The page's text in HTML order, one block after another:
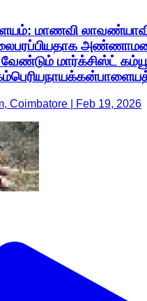
மாணவி
மார்க்சிஸ்ட்
Coimbatore | Feb 19, 2026